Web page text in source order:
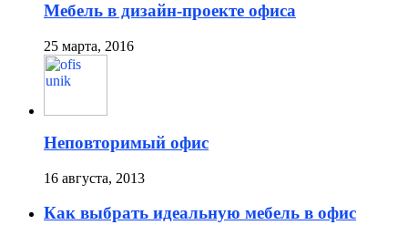
Мебель в дизайн-проекте офиса
25 марта, 2016
Неповторимый офис
16 августа, 2013
Как выбрать идеальную мебель в офис